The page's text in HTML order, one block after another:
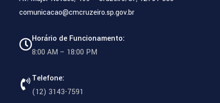
comunicacao@cmcruzeiro.sp.gov.br
Horário de Funcionamento:
8:00 AM – 18:00 PM
Telefone:
(12) 3143-7591